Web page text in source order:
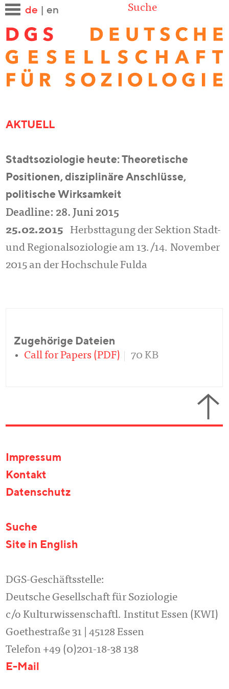
de en Suche
AKTUELL
Stadtsoziologie heute: Theoretische
Positionen, disziplinäre Anschlüsse,
politische Wirksamkeit
Deadline: 28. Juni 2015
25.02.2015
Herbsttagung der Sektion Stadt-
und Regionalsoziologie am 13./14. November
2015 an der Hochschule Fulda
Zugehörige Dateien
Call for Papers (PDF)
70 KB
Impressum
Kontakt
Datenschutz
Suche
Site in English
DGS-Geschäftsstelle:
Deutsche Gesellschaft für Soziologie
c/o Kulturwissenschaftl. Institut Essen (KWI)
Goethestraße 31 | 45128 Essen
Telefon +49 (0)201-18-38 138
E-Mail